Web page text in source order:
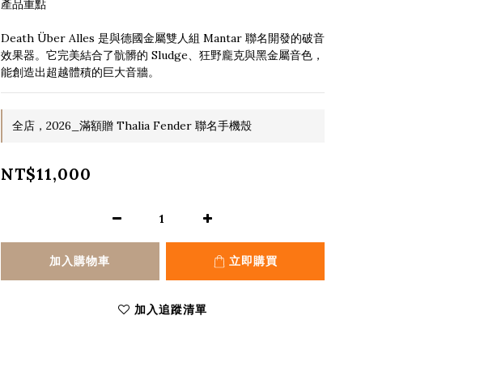
產品重點
Death Über Alles 是與德國金屬雙人組 Mantar 聯名開發的破音
效果器。它完美結合了骯髒的 Sludge、狂野龐克與黑金屬音色，
能創造出超越體積的巨大音牆。
全店，2026_滿額贈 Thalia Fender 聯名手機殼
NT$11,000
加入購物車 立即購買
加入追蹤清單